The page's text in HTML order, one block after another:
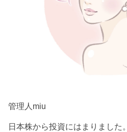
管理人miu
日本株から投資にはまりました。